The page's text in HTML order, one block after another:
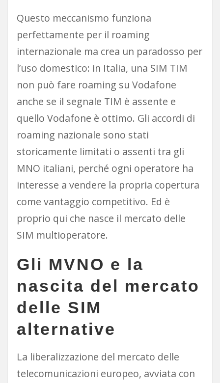
Questo meccanismo funziona
perfettamente per il roaming
internazionale ma crea un paradosso per
l’uso domestico: in Italia, una SIM TIM
non può fare roaming su Vodafone
anche se il segnale TIM è assente e
quello Vodafone è ottimo. Gli accordi di
roaming nazionale sono stati
storicamente limitati o assenti tra gli
MNO italiani, perché ogni operatore ha
interesse a vendere la propria copertura
come vantaggio competitivo. Ed è
proprio qui che nasce il mercato delle
SIM multioperatore.
Gli MVNO e la
nascita del mercato
delle SIM
alternative
La liberalizzazione del mercato delle
telecomunicazioni europeo, avviata con